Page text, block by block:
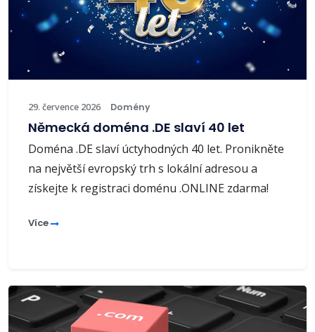
29. července 2026 Domény
Německá doména .DE slaví 40 let
Doména .DE slaví úctyhodných 40 let. Pronikněte
na největší evropský trh s lokální adresou a
získejte k registraci doménu .ONLINE zdarma!
Více